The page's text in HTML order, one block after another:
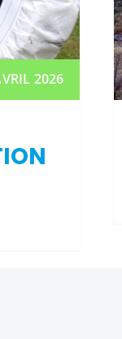
2026